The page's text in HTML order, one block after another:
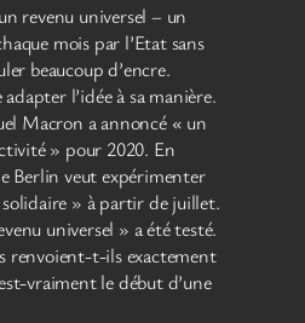
revenu universel – un
mois par l’Etat sans
beaucoup d’encre.
l’idée à sa manière.
Macron a annoncé « un
» pour 2020. En
Berlin veut expérimenter
solidaire » à partir de juillet.
universel » a été testé.
renvoient-t-ils exactement
vraiment le début d’une